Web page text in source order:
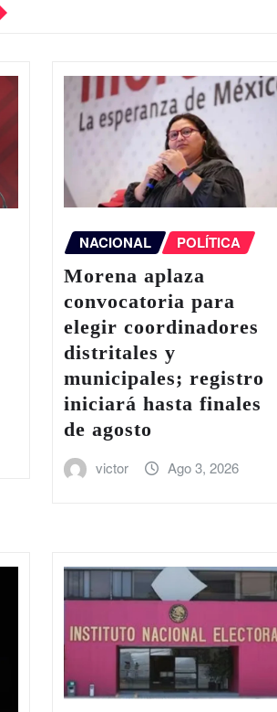
NACIONAL POLÍTICA
Morena aplaza
convocatoria para
elegir coordinadores
distritales y
municipales; registro
iniciará hasta finales
de agosto
victor Ago 3, 2026